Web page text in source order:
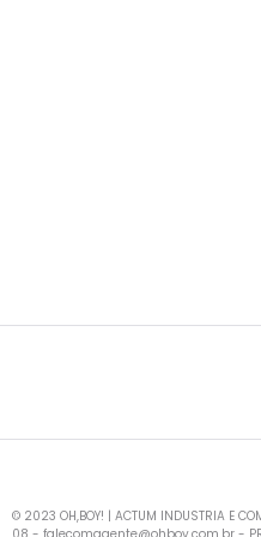
© 2023 OH,BOY! | ACTUM INDUSTRIA